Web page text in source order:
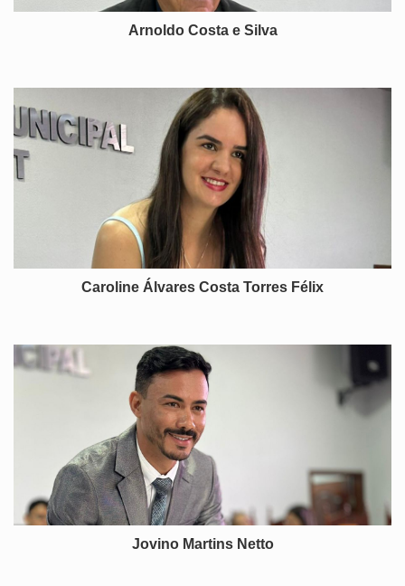
Arnoldo Costa e Silva
Caroline Álvares Costa Torres Félix
Jovino Martins Netto